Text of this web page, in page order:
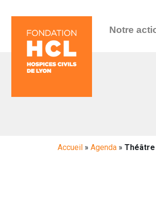
Notre
Accueil » Agenda » Théâtre